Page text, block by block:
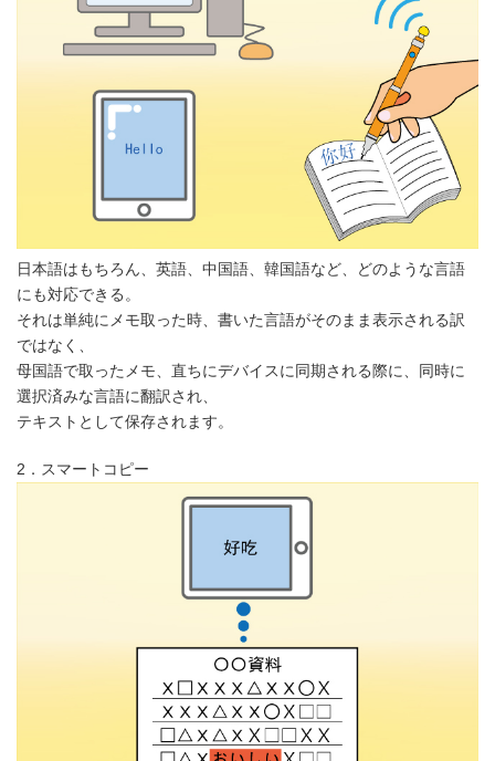
日本語はもちろん、英語、中国語、韓国語など、どのような言語
にも対応できる。
それは単純にメモ取った時、書いた言語がそのまま表示される訳
ではなく、
母国語で取ったメモ、直ちにデバイスに同期される際に、同時に
選択済みな言語に翻訳され、
テキストとして保存されます。
2．スマートコピー